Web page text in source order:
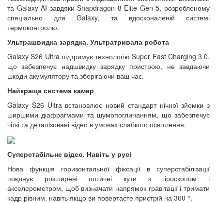
та Galaxy AI завдяки Snapdragon 8 Elite Gen 5, розробленому
спеціально для Galaxy, та вдосконаленій системі
термоконтролю.
Ультрашвидка зарядка. Ультратривала робота
Galaxy S26 Ultra підтримує технологію Super Fast Charging 3.0,
що забезпечує надшвидку зарядку пристрою, не завдаючи
шкоди акумулятору та зберігаючи ваш час.
Найкраща система камер
Galaxy S26 Ultra встановлює новий стандарт нічної зйомки з
ширшими діафрагмами та шумопоглинанням, що забезпечує
чіткі та деталізовані відео в умовах слабкого освітлення.
Суперстабільне відео. Навіть у русі
Нова функція горизонтальної фіксації в суперстабілізації
поєднує розширені оптичні кути з гіроскопом і
акселерометром, щоб визначати напрямок гравітації і тримати
кадр рівним, навіть якщо ви повертаєте пристрій на 360 °.